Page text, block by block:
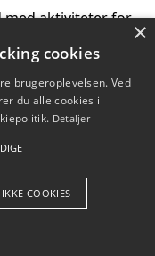
med aktiviteter for
i Vejle
×
cookies
brugeroplevelsen. Ved
du alle cookies i
Detaljer
COOKIES